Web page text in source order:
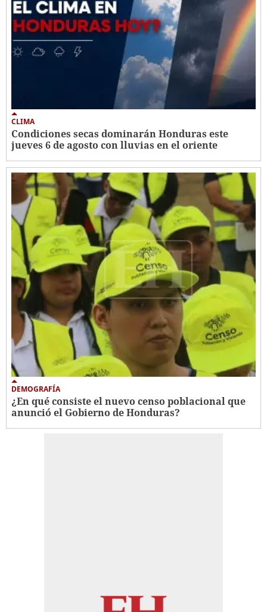
CLIMA
Condiciones secas dominarán Honduras este
jueves 6 de agosto con lluvias en el oriente
DEMOGRAFÍA
¿En qué consiste el nuevo censo poblacional que
anunció el Gobierno de Honduras?